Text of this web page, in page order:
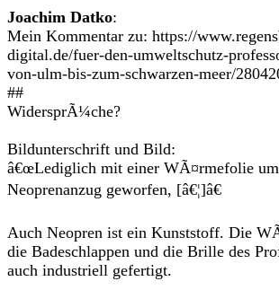
Joachim Datko:
Mein Kommentar zu: https://
digital.de/fuer-den-umweltschutz-
von-ulm-bis-zum-schwarzen-meer/
##
WidersprÃ¼che?
Bildunterschrift und Bild:
â€œLediglich mit einer WÃ¤rmefolie
Neoprenanzug geworfen, [â€¦]â€
Auch Neopren ist ein Kunststoff. Die
die Badeschlappen und die Brille des
auch industriell gefertigt.